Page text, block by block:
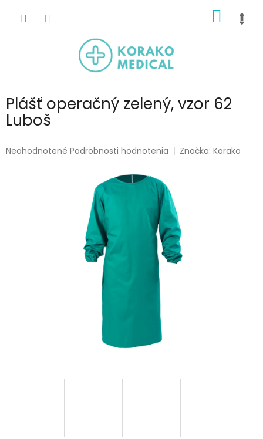
KOŠÍK
Plášť operačný zelený, vzor 62
Luboš
Priemerné
Neohodnotené Podrobnosti hodnotenia Značka:Korako